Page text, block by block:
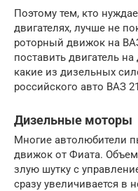
Поэтому тем, кто
двигателях, лучше не
роторный движок на
поставить двигатель
какие из дизельных
российского авто ВАЗ
Дизельные моторы
Многие автолюбители
движок от Фиата.
злую шутку с
сразу увеличивается в